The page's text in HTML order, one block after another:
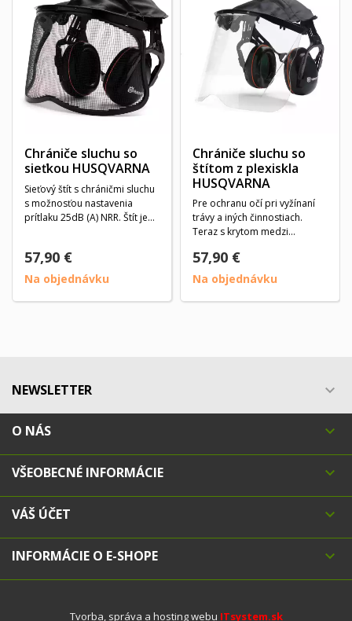
Chrániče sluchu so
sieťkou HUSQVARNA
Sieťový štít s chráničmi sluchu
s možnosťou nastavenia
prítlaku 25dB (A) NRR. Štít je
57,90 €
Na objednávku
Chrániče sluchu so
štítom z plexiskla
HUSQVARNA
Pre ochranu očí pri vyžínaní
trávy a iných činnostiach.
Teraz s krytom medzi
57,90 €
Na objednávku
NEWSLETTER 
O NÁS 
VŠEOBECNÉ INFORMÁCIE 
VÁŠ ÚČET 
INFORMÁCIE O E-SHOPE 
Tvorba, správa a hosting webu ITsystem.sk